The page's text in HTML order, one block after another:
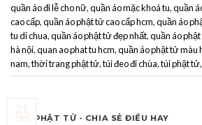
quần áo đi lễ cho nữ,quần áo mặc khoá tu,quần
cao cấp,quần áo phật tử cao cấp hcm,quần áo
tu di chua,quần áo phật tử đẹp nhất,quần áo
hà nội,quan ao phat tu hcm,quần áo phật tử màu
nam,thời trang phật tử,túi đeo đi chùa,túi phật tử
GÓC PHẬT TỬ - CHIA SẺ ĐIỀU HAY